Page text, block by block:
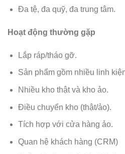
Đa tệ, đa quỹ, đa trung tâm.
Hoạt động thường gặp
Lắp ráp/tháo gỡ.
Sản phẩm gồm nhiều linh
Nhiều kho thật và kho ảo.
Điều chuyển kho (thật/ảo).
Tích hợp với cửa hàng ảo.
Quan hệ khách hàng (CRM)